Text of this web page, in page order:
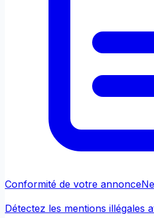
Conformité de votre annonce
Détectez les mentions illégales